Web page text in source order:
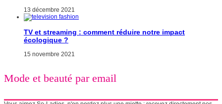
13 décembre 2021
TV et streaming : comment réduire notre impact
écologique ?
15 novembre 2021
Mode et beauté par email